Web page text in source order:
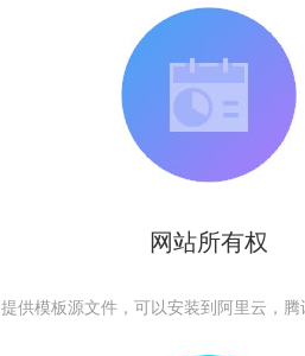
网站所有权
提供模板源文件，可以安装到阿里云，腾